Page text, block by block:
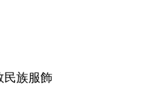
民族服飾